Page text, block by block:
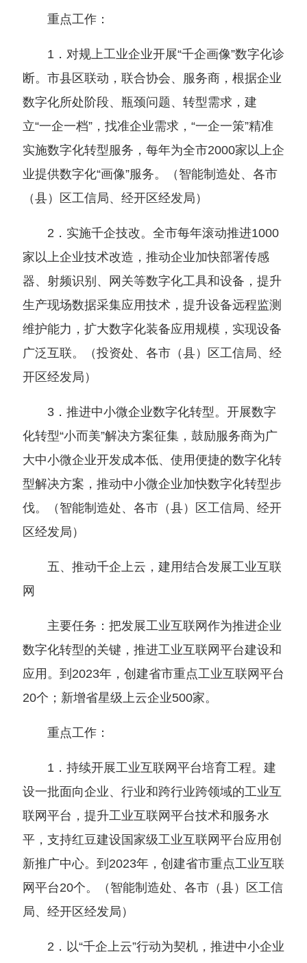
重点工作：
1．对规上工业企业开展“千企画像”数字化诊
断。市县区联动，联合协会、服务商，根据企业
数字化所处阶段、瓶颈问题、转型需求，建
立“一企一档”，找准企业需求，“一企一策”精准
实施数字化转型服务，每年为全市2000家以上企
业提供数字化“画像”服务。
（ 智能制造处、各市
（县） 区工信局、经开区经发局 ）
2．实施千企技改。全市每年滚动推进1000
家以上企业技术改造，推动企业加快部署传感
器、射频识别、网关等数字化工具和设备，提升
生产现场数据采集应用技术，提升设备远程监测
维护能力，扩大数字化装备应用规模，实现设备
广泛互联。
（投资处、各市（县）
区工信局、经
开区经发局 ）
3．推进中小微企业数字化转型。开展数字
化转型“小而美”解决方案征集，鼓励服务商为广
大中小微企业开发成本低、使用便捷的数字化转
型解决方案，推动中小微企业加快数字化转型步
伐。
（ 智能制造处、各市（县）
区工信局、经开
区经发局 ）
五、推动千企上云，建用结合发展工业互联
网
主要任务：把发展工业互联网作为推进企业
数字化转型的关键，推进工业互联网平台建设和
应用。到2023年，创建省市重点工业互联网平台
20个；新增省星级上云企业500家。
重点工作：
1．持续开展工业互联网平台培育工程。建
设一批面向企业、行业和跨行业跨领域的工业互
联网平台，提升工业互联网平台技术和服务水
平，支持红豆建设国家级工业互联网平台应用创
新推广中心。到2023年，创建省市重点工业互联
网平台20个。 （ 智能制造处、各市（县）
区工信
局、经开区经发局 ）
2．以“千企上云”行动为契机，推进中小企业